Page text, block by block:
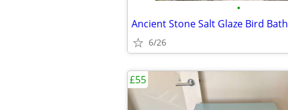
•
Ancient Stone Salt Glaze Bird Bath
6/26
£55